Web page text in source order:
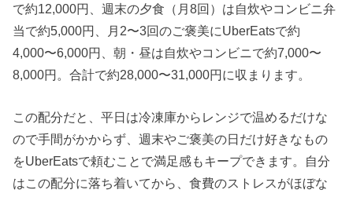
で約12,000円、週末の夕食（月8回）は自炊やコンビニ弁
当で約5,000円、月2〜3回のご褒美にUberEatsで約
4,000〜6,000円、朝・昼は自炊やコンビニで約7,000〜
8,000円。合計で約28,000〜31,000円に収まります。
この配分だと、平日は冷凍庫からレンジで温めるだけな
ので手間がかからず、週末やご褒美の日だけ好きなもの
をUberEatsで頼むことで満足感もキープできます。自分
はこの配分に落ち着いてから、食費のストレスがほぼな